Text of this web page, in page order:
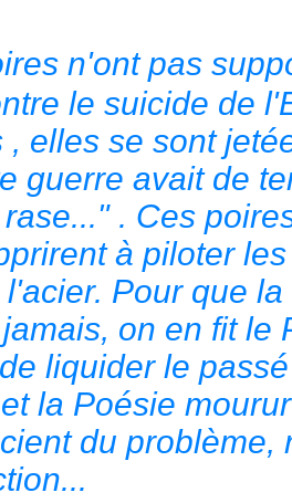
n'ont pas
le suicide de
elles se sont
guerre avait de
. Ces
à piloter
Pour que
on en fit le
liquider le
la Poésie
du